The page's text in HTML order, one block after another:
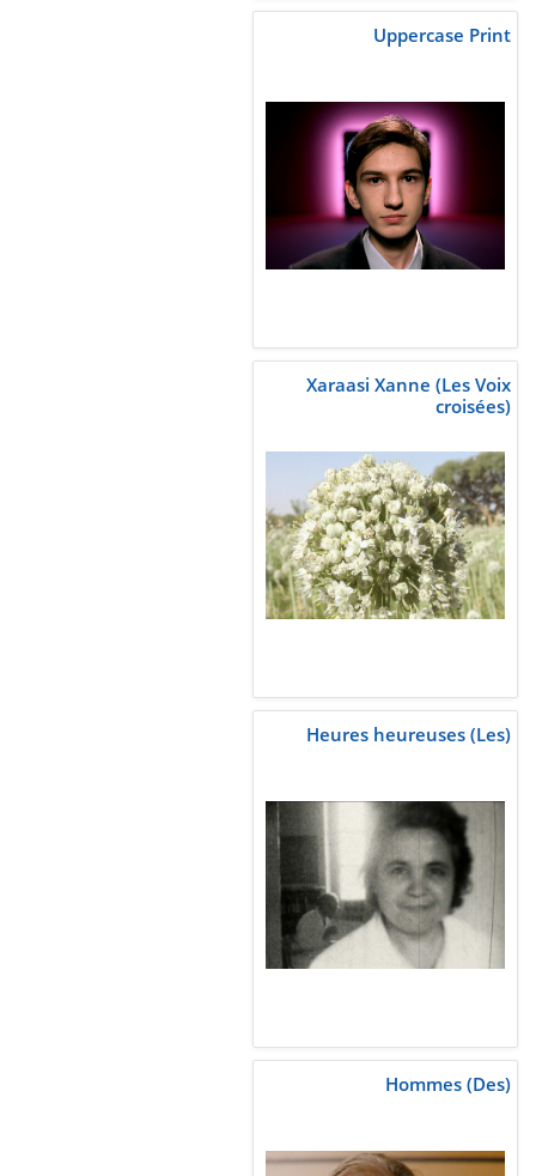
Uppercase Print
Xaraasi Xanne (Les Voix
croisées)
Heures heureuses (Les)
Hommes (Des)